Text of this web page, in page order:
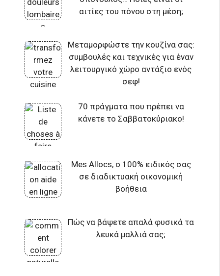
αιτίες του πόνου στη μέση;
Μεταμορφώστε την κουζίνα σας:
συμβουλές και τεχνικές για έναν
λειτουργικό χώρο αντάξιο ενός
σεφ!
70 πράγματα που πρέπει να
κάνετε το Σαββατοκύριακο!
Mes Allocs, ο 100% ειδικός σας
σε διαδικτυακή οικονομική
βοήθεια
Πώς να βάψετε απαλά φυσικά τα
λευκά μαλλιά σας;